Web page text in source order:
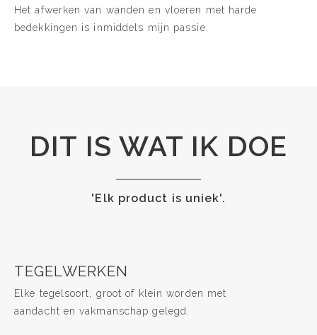
Het afwerken van wanden en vloeren met harde
bedekkingen is inmiddels mijn passie.
DIT IS WAT IK DOE
'Elk product is uniek'.
TEGELWERKEN
Elke tegelsoort, groot of klein worden met
aandacht en vakmanschap gelegd.